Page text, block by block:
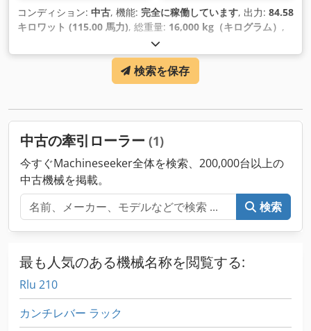
コンディション: 中古, 機能: 完全に稼働しています, 出力: 84.58
キロワット (115.00 馬力), 総重量: 16,000 kg（キログラム） ,
検索を保存
中古の牽引ローラー (1)
今すぐMachineseeker全体を検索、200,000台以上の
中古機械を掲載。
検索
最も人気のある機械名称を閲覧する:
Rlu 210
カンチレバー ラック